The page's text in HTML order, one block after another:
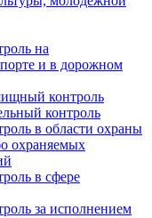
на
и в дорожном
контроль
контроль
в области охраны
охраняемых
в сфере
за исполнением